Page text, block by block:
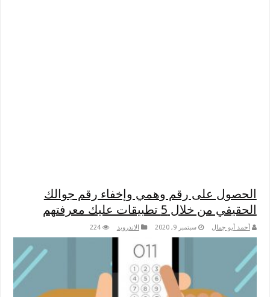
الحصول على رقم وهمي وإخفاء رقم جوالك
الحقيقي من خلال 5 تطبيقات عليك معرفتهم
أحمد أبو جمال سبتمبر 9, 2020 الاندرويد 224